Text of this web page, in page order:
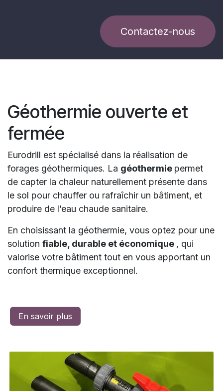
Contactez-nous
Géothermie ouverte et
fermée
Eurodrill est spécialisé dans la réalisation de
forages géothermiques. La géothermie permet
de capter la chaleur naturellement présente dans
le sol pour chauffer ou rafraîchir un bâtiment, et
produire de l’eau chaude sanitaire.
En choisissant la géothermie, vous optez pour une
solution fiable, durable et économique , qui
valorise votre bâtiment tout en vous apportant un
confort thermique exceptionnel.
En savoir plus